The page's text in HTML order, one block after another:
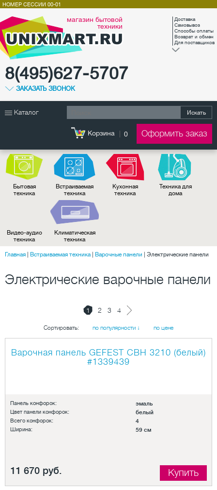
магазин бытовой
техники
8(495)627-5707
ЗАКАЗАТЬ ЗВОНОК
Доставка
Самовывоз
Способы оплаты
Возврат и обмен
Для поставщиков
НОМЕР СЕССИИ 00-01
Каталог Искать
Корзина 0 Оформить заказ
Бытовая
техника
Встраиваемая
техника
Кухонная
техника
Техника для
дома
Видео-аудио
техника
Климатическая
техника
Главная Встраиваемая техника| Варочные панели Электрические панели
Электрические варочные панели
1 2 3 4
Сортировать: по популярности ↓ по цене
Варочная панель GEFEST СВН 3210 (белый)
#1339439
Панель конфорок: эмаль
Цвет панели конфорок: белый
Всего конфорок: 4
Ширина: 59 см
11 670 руб. Купить